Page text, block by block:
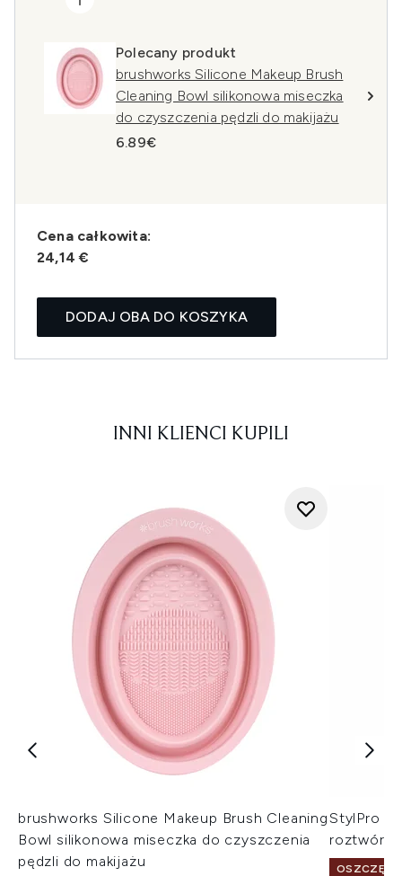
Polecany produkt
brushworks Silicone Makeup Brush
Cleaning Bowl silikonowa miseczka
do czyszczenia pędzli do makijażu
6.89€
Cena całkowita:
24,14 €
DODAJ OBA DO KOSZYKA
INNI KLIENCI KUPILI
brushworks Silicone Makeup Brush Cleaning
Bowl silikonowa miseczka do czyszczenia
pędzli do makijażu
StylPro
roztwór
OSZCZĘDŹ